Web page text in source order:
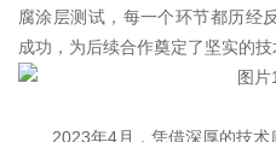
腐涂层测试，每一个环节都历经
成功，为后续合作奠定了坚实的技
2023年4月，凭借深厚的技